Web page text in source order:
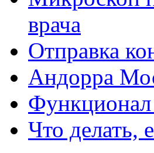
врача
Отправка
Андорра
Функционал
Что делать,